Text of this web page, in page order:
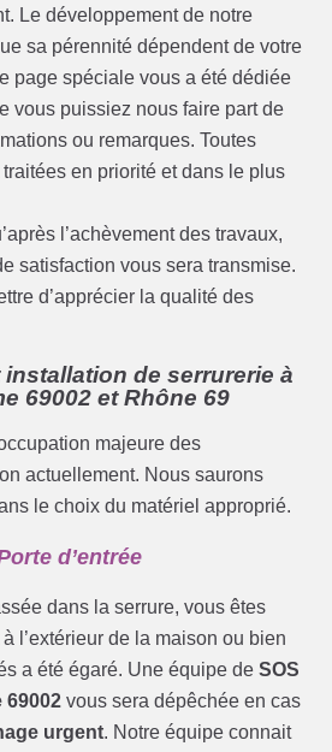
Le développement de notre
sa pérennité dépendent de votre
page spéciale vous a été dédiée
vous puissiez nous faire part de
ou remarques. Toutes
en priorité et dans le plus
l’achèvement des travaux,
satisfaction vous sera transmise.
d’apprécier la qualité des
installation de serrurerie à
69002 et Rhône 69
majeure des
actuellement. Nous saurons
le choix du matériel approprié.
d’entrée
dans la serrure, vous êtes
l’extérieur de la maison ou bien
a été égaré. Une équipe deSOS
69002 vous sera dépêchée en cas
urgent. Notre équipe connait